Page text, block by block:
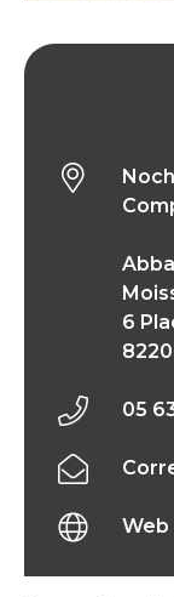
6
05
Web